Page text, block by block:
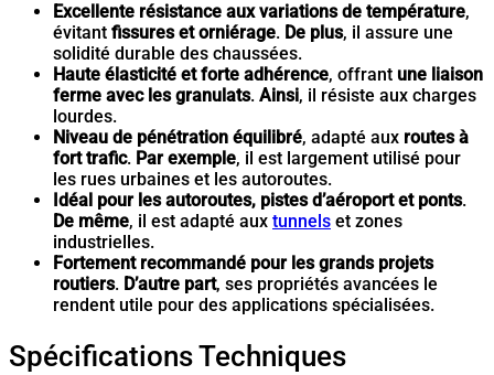
Excellente résistance aux variations de température,
évitant fissures et orniérage. De plus, il assure une
solidité durable des chaussées.
Haute élasticité et forte adhérence, offrant une liaison
ferme avec les granulats. Ainsi, il résiste aux charges
lourdes.
Niveau de pénétration équilibré, adapté aux routes à
fort trafic. Par exemple, il est largement utilisé pour
les rues urbaines et les autoroutes.
Idéal pour les autoroutes, pistes d’aéroport et ponts.
De même, il est adapté aux tunnels et zones
industrielles.
Fortement recommandé pour les grands projets
routiers. D’autre part, ses propriétés avancées le
rendent utile pour des applications spécialisées.
Spécifications Techniques